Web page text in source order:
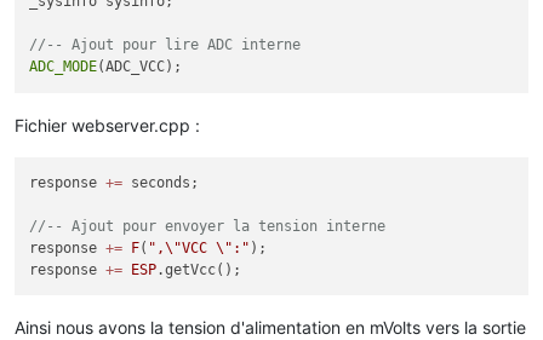
//-- Ajout pour lire ADC interne
ADC_MODE
Fichier webserver.cpp :
response += seconds;
//-- Ajout pour envoyer la tension interne
response += F( ",\"VCC \" :" );
response += ESP
Ainsi nous avons la tension d'alimentation en mVolts vers la sortie